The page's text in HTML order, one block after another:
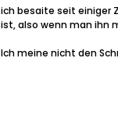
ich besaite seit einiger
ist, also wenn man ihn
Ich meine nicht den